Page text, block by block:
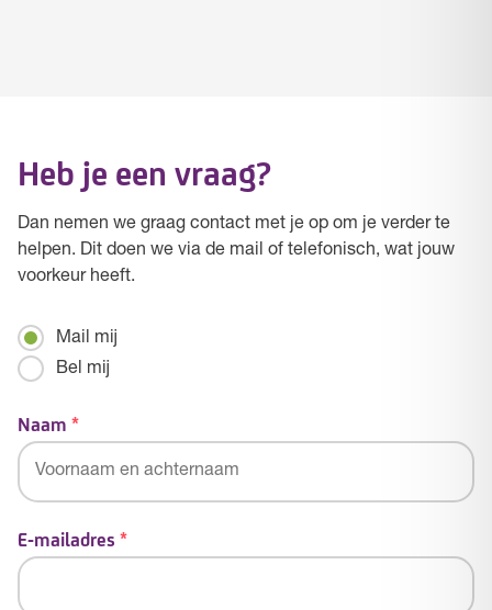
Heb je een vraag?
Dan nemen we graag contact met je op om je verder te
helpen. Dit doen we via de mail of telefonisch, wat jouw
voorkeur heeft.
Mailen
/
Bellen
Mail mij
Bel mij
Naam *
E-mailadres *